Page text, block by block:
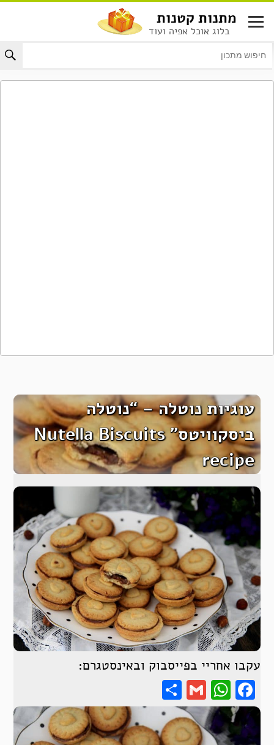
לתוכן
מתנות קטנות
בלוג אוכל אפיה ועוד
עוגיות נוטלה – “נוטלה
ביסקוויטס” Nutella Biscuits
recipe
עקבו אחריי בפייסבוק ובאינסטגרם:
Facebook
WhatsApp
Gmail